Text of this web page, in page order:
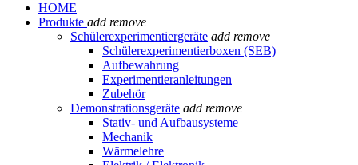
HOME
Produkte add remove
Schülerexperimentiergeräte add remove
Schülerexperimentierboxen (SEB)
Aufbewahrung
Experimentieranleitungen
Zubehör
Demonstrationsgeräte add remove
Stativ- und Aufbausysteme
Mechanik
Wärmelehre